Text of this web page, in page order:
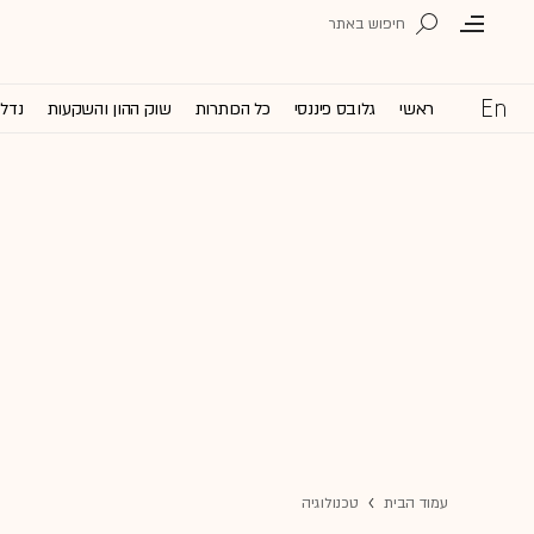
ראשי גלובס פיננסי כל הכותרות שוק ההון והשקעות
עמוד הבית טכנולוגיה